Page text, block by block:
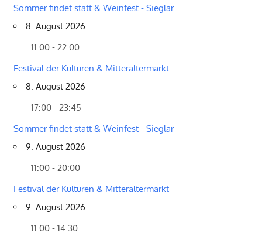
Sommer findet statt & Weinfest - Sieglar
8. August 2026
11:00 - 22:00
Festival der Kulturen & Mitteraltermarkt
8. August 2026
17:00 - 23:45
Sommer findet statt & Weinfest - Sieglar
9. August 2026
11:00 - 20:00
Festival der Kulturen & Mitteraltermarkt
9. August 2026
11:00 - 14:30